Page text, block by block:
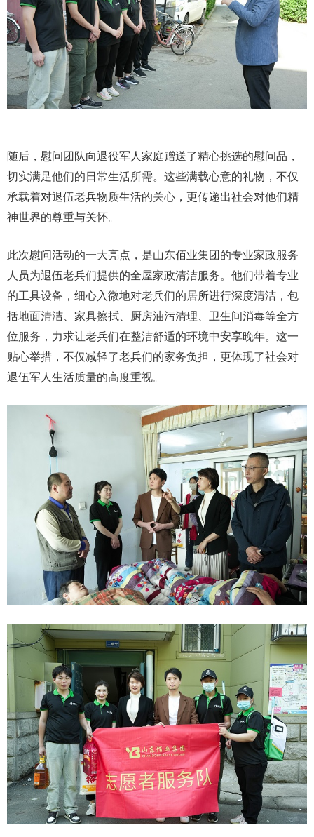
随后，慰问团队向退役军人家庭赠送了精心挑选的慰问品，
切实满足他们的日常生活所需。这些满载心意的礼物，不仅
承载着对退伍老兵物质生活的关心，更传递出社会对他们精
神世界的尊重与关怀。
此次慰问活动的一大亮点，是山东佰业集团的专业家政服务
人员为退伍老兵们提供的全屋家政清洁服务。他们带着专业
的工具设备，细心入微地对老兵们的居所进行深度清洁，包
括地面清洁、家具擦拭、厨房油污清理、卫生间消毒等全方
位服务，力求让老兵们在整洁舒适的环境中安享晚年。这一
贴心举措，不仅减轻了老兵们的家务负担，更体现了社会对
退伍军人生活质量的高度重视。